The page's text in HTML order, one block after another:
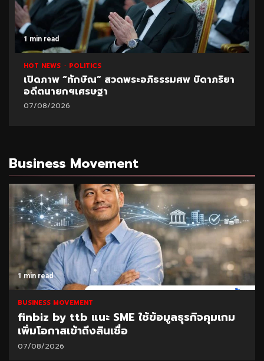
1 min read
HOT NEWS POLITICS
เปิดภาพ “ทักษิณ” สวดพระอภิธรรมศพ บิดาภริยา
อดีตนายกฯเศรษฐา
07/08/2026
Business Movement
1 min read
BUSINESS MOVEMENT
finbiz by ttb แนะ SME ใช้ข้อมูลธุรกิจคุมเกม
เพิ่มโอกาสเข้าถึงสินเชื่อ
07/08/2026